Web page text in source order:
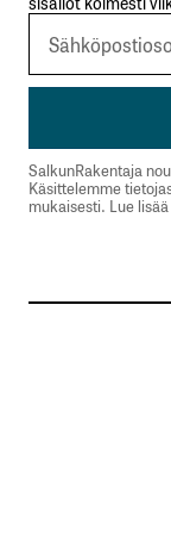
SalkunRakentaja
Käsittelemme
mukaisesti. Lue lisää